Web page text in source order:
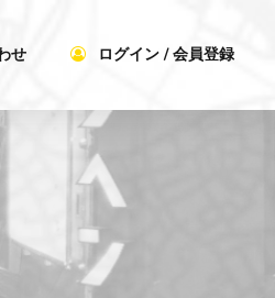
ログイン / 会員登録
せ